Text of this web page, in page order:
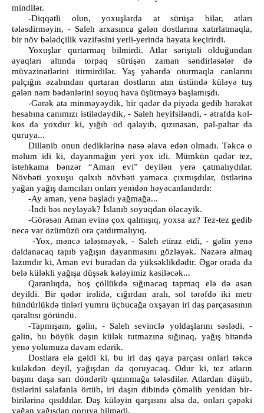
mindilər.
-Diqqətli olun, yoxuşlarda at sürüşə bilər, atları
tələsdirməyin, - Saleh arxasınca gələn dostlarına xatırlatmaqla,
bir növ bələdçilik vəzifəsini yerli-yerində həyata keçirirdi.
Yoxuşlar qurtarmaq bilmirdi. Atlar səriştəli olduğundan
ayaqları altında torpaq sürüşən zaman səndirləsələr də
müvazinətlərini itirmirdilər. Yaş yəhərdə oturmaqla canlarını
palçığın əzabından qurtaran dostların atın üstündə küləyə tuş
gələn nəm bədənlərini soyuq hava üşütməyə başlamışdı.
-Gərək ata minməyəydik, bir qədər də piyada gedib hərəkət
hesabına canımızı istilədəydik, - Saleh heyifsiləndi, - ətrafda kol-
kos da yoxdur ki, yığıb od qalayıb, qızınasan, pal-paltar da
quruya...
Dillənib onun dediklərinə nəsə əlavə edən olmadı. Təkcə o
məlum idi ki, dayanmağın yeri yox idi. Mümkün qədər tez,
istehkama bənzər “Aman evi” deyilən yerə çatmalıydılar.
Növbəti yoxuşu qalxıb növbəti yamaca çıxmışdılar, üstlərinə
yağan yağış damcıları onları yenidən həyəcanlandırdı:
-Ay aman, yenə başladı yağmağa...
-İndi bəs neyləyək? İslanıb soyuqdan öləcəyik.
-Görəsən Aman evinə çox qalmışıq, yoxsa az? Tez-tez gedib
necə var özümüzü ora çatdırmalıyıq.
-Yox, məncə tələsməyək, - Saleh etiraz etdi, - gəlin yenə
daldanacaq tapıb yağışın dayanmasını gözləyək. Nəzərə almaq
lazımdır ki, Aman evi buradan da yüksəklikdədir. Əgər orada da
belə küləkli yağışa düşsək kələyimiz kəsiləcək...
Qaranlıqda, boş çöllükdə sığınacaq tapmaq elə də asan
deyildi. Bir qədər irəlidə, cığırdan aralı, sol tərəfdə iki metr
hündürlükdə tinləri yumru üçbucağa oxşayan iri daş parçasasının
qaraltısı göründü.
-Tapmışam, gəlin, - Saleh sevinclə yoldaşlarını səslədi, -
gəlin, bu böyük daşın külək tutmazına sığınaq, yağış bitəndə
yenə yolumuza davam edərik.
Dostlara elə gəldi ki, bu iri daş qaya parçası onlari təkcə
küləkdən deyil, yağışdan da qoruyacaq. Odur ki, tez atların
başını daşa sarı döndərib qızınmağa tələsdilər. Atlardan düşüb,
üstlərini salafanla örtüb, iri daşın dibində çöməlib yenidən bir-
birilərinə qısıldılar. Daş küləyin qarşısını alsa da, onları çəpəki
yağan yağışdan qoruya bilmədi.